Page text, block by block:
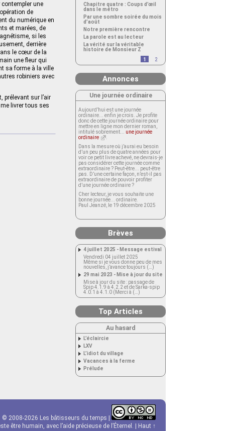
une
de
du numérique en
et marées, de
si les
derrière
le cœur de la
une fleur qui
sa forme à la ville
robiniers avec
prélevant sur l’air
me livrer tous ses
Chapitre quatre : Coups d’œil
dans le métro
Par une sombre soirée du mois
d’août
Notre première rencontre
La parole est au lecteur
La vérité sur la véritable
histoire de Monsieur Z
1
2
Annonces
Une journée ordinaire
Aujourd’hui est une journée
ordinaire... enfin je crois. Je profite
donc de cette journée ordinaire pour
mettre en ligne mon dernier roman,
intitulé sobrement... une journée
ordinaire
Dans la mesure où j’aurai eu besoin
d’un peu plus de quatre années pour
voir ce petit livre achevé, ne devrais-je
pas considérer cette journée comme
extraordinaire ? Peut-être... peut-être
pas. D’une certaine façon, n’est-il pas
extraordinaire de pouvoir profiter
d’une journée ordinaire ?
Cher lecteur, je vous souhaite une
bonne journée... ordinaire.
Paul Jeanzé, le 19 décembre 2025
Brèves
4 juillet 2025 - Message estival
Vendredi 04 juillet 2025
Même si je vous donne peu de mes
nouvelles, j’avance toujours (…)
29 mai 2023 - Mise à jour du site
Mise à jour du site : passage de
Spip 4.1.9 à 4.2.2 et de Sarka-spip
4.0.1 à 4.1.0 (Merci à (…)
Top Articles
Au hasard
L’éclaircie
LXV
L’idiot du village
Vacances à la ferme
Prélude
© 2008-2026 Les bâtisseurs du temps |
être humain, avec l’aide précieuse de l’Éternel. | Haut ↑